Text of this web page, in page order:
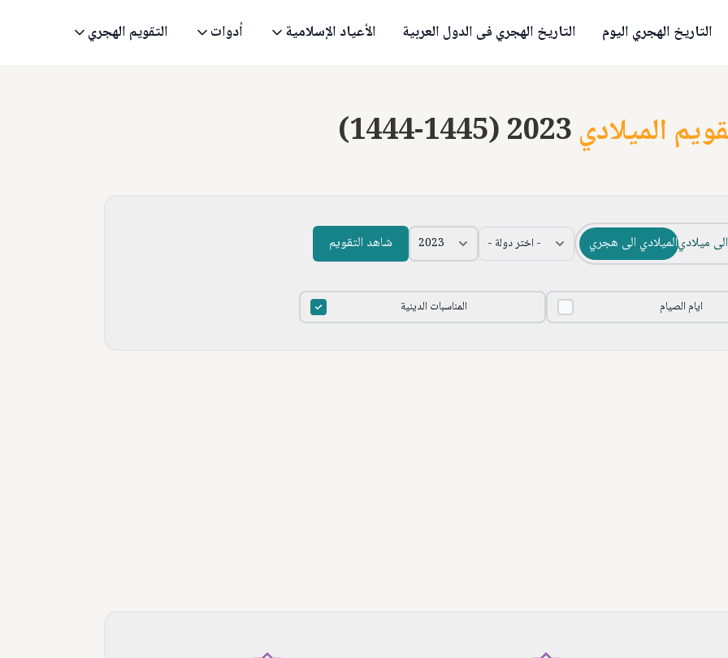
التاريخ الهجري اليوم التاريخ الهجري فى الدول العربية الأعياد الإسلامية أدوات التقويم الهجري
(1444-1445) 2023الميلادي
شاهد التقويم الميلادي الى هجريميلادي
المناسبات الدينية ايام الصيام